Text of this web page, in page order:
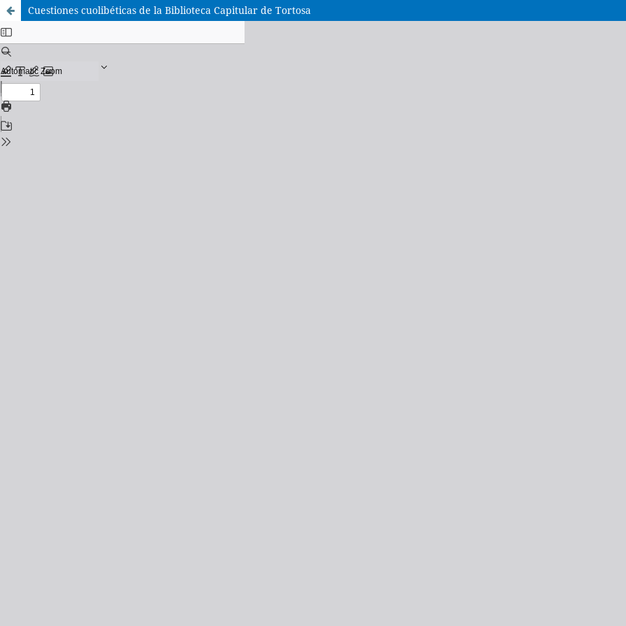
Cuestiones cuolibéticas de la Biblioteca Capitular de Tortosa